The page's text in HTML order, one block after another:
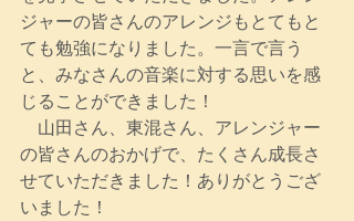
ジャーの皆さんのアレンジもとてもと
ても勉強になりました。一言で言う
と、みなさんの音楽に対する思いを感
じることができました！
山田さん、東混さん、アレンジャー
の皆さんのおかげで、たくさん成長さ
せていただきました！ありがとうござ
いました！